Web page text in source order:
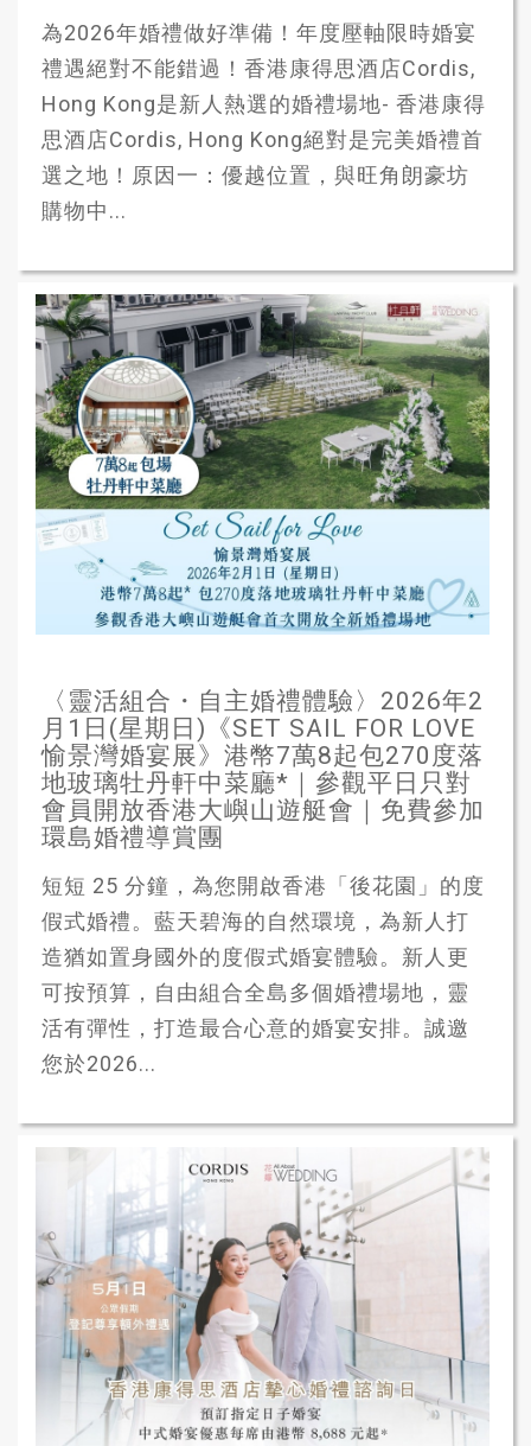
為2026年婚禮做好準備！年度壓軸限時婚宴
禮遇絕對不能錯過！香港康得思酒店Cordis,
Hong Kong是新人熱選的婚禮場地- 香港康得
思酒店Cordis, Hong Kong絕對是完美婚禮首
選之地！原因一：優越位置，與旺角朗豪坊
購物中...
〈靈活組合・自主婚禮體驗〉2026年2
月1日(星期日)《SET SAIL FOR LOVE
愉景灣婚宴展》港幣7萬8起包270度落
地玻璃牡丹軒中菜廳*｜參觀平日只對
會員開放香港大嶼山遊艇會｜免費參加
環島婚禮導賞團
短短 25 分鐘，為您開啟香港「後花園」的度
假式婚禮。藍天碧海的自然環境，為新人打
造猶如置身國外的度假式婚宴體驗。新人更
可按預算，自由組合全島多個婚禮場地，靈
活有彈性，打造最合心意的婚宴安排。誠邀
您於2026...